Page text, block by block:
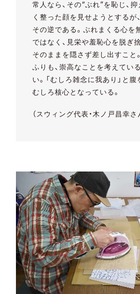
常人なら、その“ぶれ”を恥じ、
く整った顔を見せようとするが
その逆である。ぶれまくる心を
ではなく、見栄や羞恥心を脱ぎ
そのままを隠さず差し出すこと
ふりも、崇高なことを考えてい
い。「むしろ雑念に我あり」と腹
むしろ核心となっている。
（スウィング代表・木ノ戸昌幸さ